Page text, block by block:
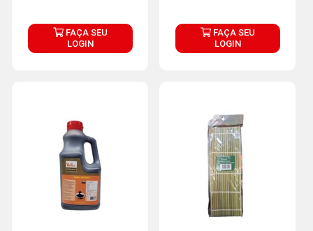
FAÇA SEU
LOGIN
FAÇA SEU
LOGIN